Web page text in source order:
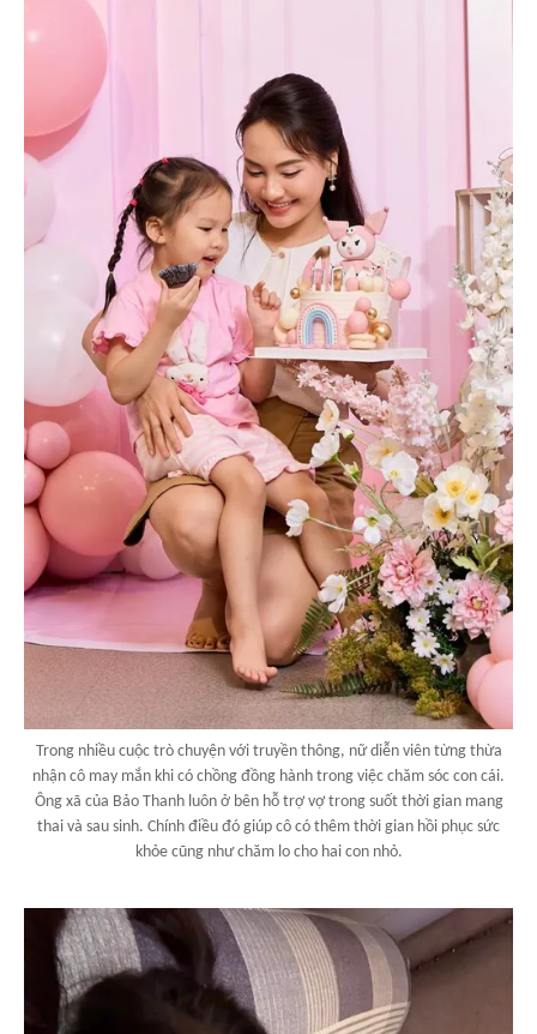
Trong nhiều cuộc trò chuyện với truyền thông, nữ diễn viên từng thừa
nhận cô may mắn khi có chồng đồng hành trong việc chăm sóc con cái.
Ông xã của Bảo Thanh luôn ở bên hỗ trợ vợ trong suốt thời gian mang
thai và sau sinh. Chính điều đó giúp cô có thêm thời gian hồi phục sức
khỏe cũng như chăm lo cho hai con nhỏ.